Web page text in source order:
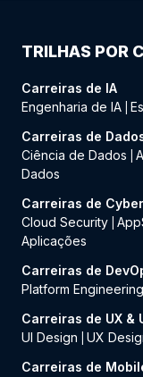
TRILHAS POR
Carreiras de IA
Engenharia de IA
Carreiras de
Ciência de Dados
Dados
Carreiras de Cyber
Cloud Security
Aplicações
Carreiras de
Platform Engineering
Carreiras de UX &
UI Design
UX
Carreiras de